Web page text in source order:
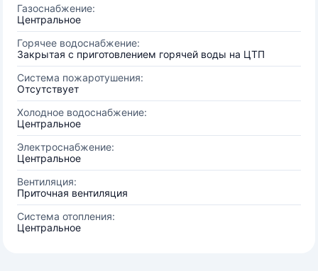
Газоснабжение:
Центральное
Горячее водоснабжение:
Закрытая с приготовлением горячей воды на ЦТП
Система пожаротушения:
Отсутствует
Холодное водоснабжение:
Центральное
Электроснабжение:
Центральное
Вентиляция:
Приточная вентиляция
Система отопления:
Центральное